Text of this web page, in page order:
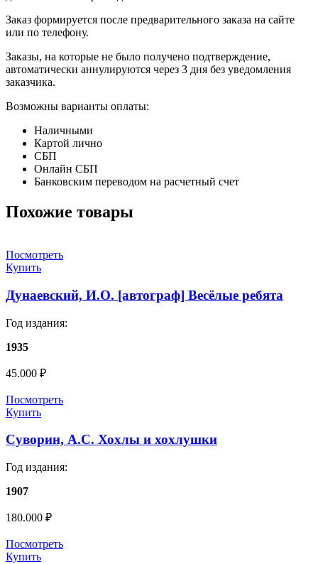
Заказ формируется после предварительного заказа на сайте
или по телефону.
Заказы, на которые не было получено подтверждение,
автоматически аннулируются через 3 дня без уведомления
заказчика.
Возможны варианты оплаты:
Наличными
Картой лично
СБП
Онлайн СБП
Банковским переводом на расчетный счет
Похожие товары
Посмотреть
Купить
Дунаевский, И.О. [автограф] Весёлые ребята
Год издания:
1935
45.000 ₽
Посмотреть
Купить
Суворин, А.С. Хохлы и хохлушки
Год издания:
1907
180.000 ₽
Посмотреть
Купить